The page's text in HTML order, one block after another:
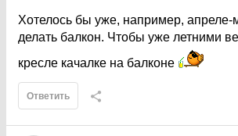
Хотелось бы уже, например, апреле-
делать балкон. Чтобы уже летними
кресле качалке на балконе
Ответить